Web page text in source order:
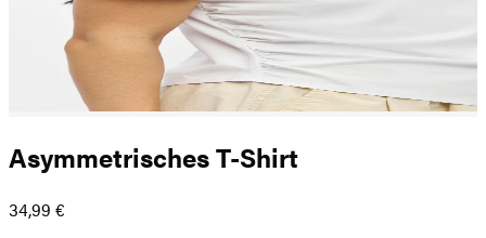
Asymmetrisches T-Shirt
34,99 €